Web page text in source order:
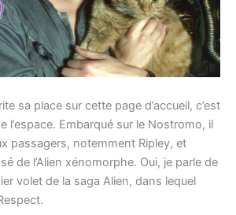
sa place sur cette page d’accueil, c’est
l’espace. Embarqué sur le Nostromo, il
passagers, notemment Ripley, et
de l’Alien xénomorphe. Oui, je parle de
volet de la saga Alien, dans lequel